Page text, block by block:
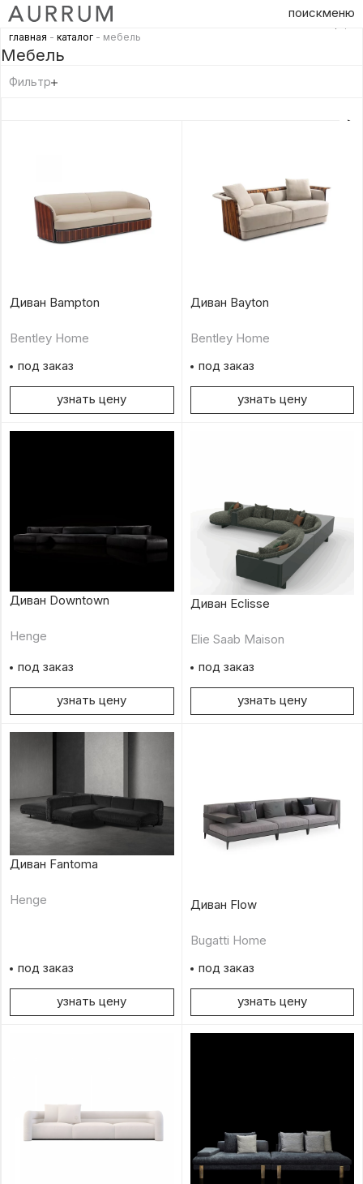
поискменю
главная - каталог - мебель
Мебель
Фильтр
Диван Bampton
Bentley Home
под заказ
узнать цену
Диван Bayton
Bentley Home
под заказ
узнать цену
Диван Downtown
Henge
под заказ
узнать цену
Диван Eclisse
Elie Saab Maison
под заказ
узнать цену
Диван Fantoma
Henge
под заказ
узнать цену
Диван Flow
Bugatti Home
под заказ
узнать цену